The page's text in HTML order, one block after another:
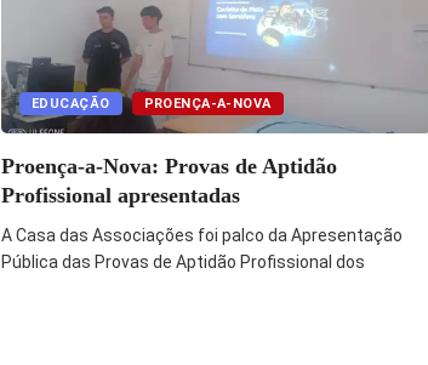
EDUCAÇÃO PROENÇA-A-NOVA
Proença-a-Nova: Provas de Aptidão
Profissional apresentadas
A Casa das Associações foi palco da Apresentação
Pública das Provas de Aptidão Profissional dos